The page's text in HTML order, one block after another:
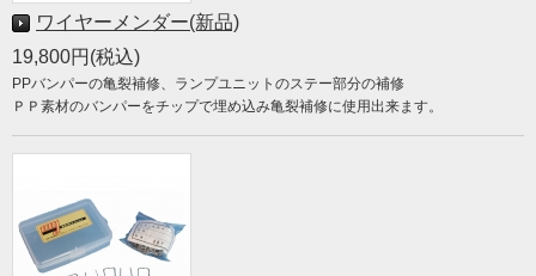
ワイヤーメンダー(新品)
19,800円(税込)
PPバンパーの亀裂補修、ランプユニットのステー部分の補修
ＰＰ素材のバンパーをチップで埋め込み亀裂補修に使用出来ます。